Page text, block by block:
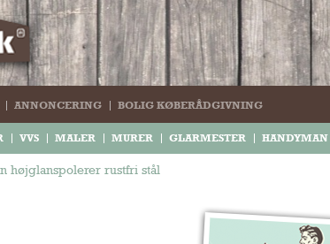
ANNONCERING BOLIG KØBERÅDGIVNING
VVS MALER MURER GLARMESTER HANDYMAN
højglanspolerer rustfri stål